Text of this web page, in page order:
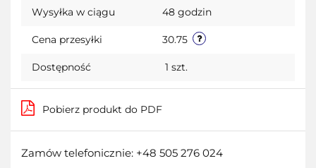
Wysyłka w ciągu 48 godzin
Cena przesyłki 30.75
Dostępność 1 szt.
Pobierz produkt do PDF
Zamów telefonicznie: +48 505 276 024